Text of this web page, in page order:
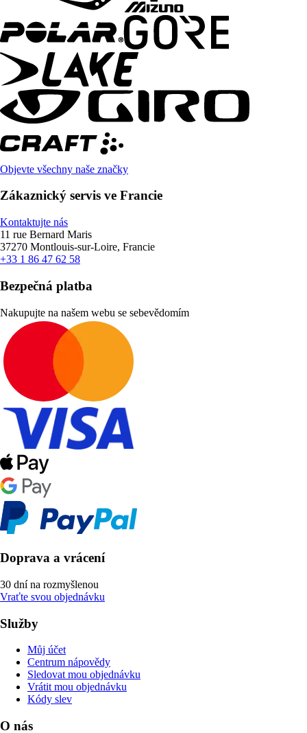
Objevte všechny naše značky
Zákaznický servis ve Francie
Kontaktujte nás
11 rue Bernard Maris
37270 Montlouis-sur-Loire, Francie
+33 1 86 47 62 58
Bezpečná platba
Nakupujte na našem webu se sebevědomím
Doprava a vrácení
30 dní na rozmyšlenou
Vraťte svou objednávku
Služby
Můj účet
Centrum nápovědy
Sledovat mou objednávku
Vrátit mou objednávku
Kódy slev
O nás